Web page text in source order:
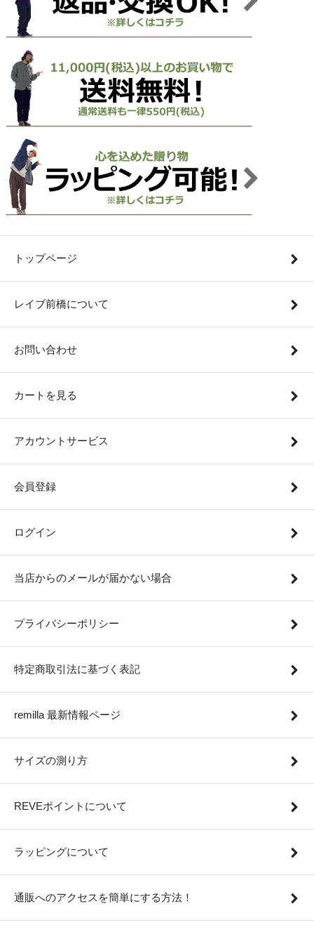
トップページ
レイブ前橋について
お問い合わせ
カートを見る
アカウントサービス
会員登録
ログイン
当店からのメールが届かない場合
プライバシーポリシー
特定商取引法に基づく表記
remilla 最新情報ページ
サイズの測り方
REVEポイントについて
ラッピングについて
通販へのアクセスを簡単にする方法！